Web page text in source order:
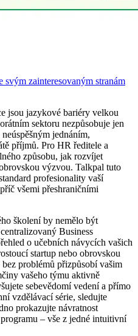
svým zainteresovaným stranám
jsou jazykové bariéry velkou
sektoru nezpůsobuje jen
jednáním,
příjmů. Pro HR ředitele a
způsobu, jak rozvíjet
výzvou. Talkpal tuto
profesionality vaší
všemi přeshraničními
školení by nemělo být
Business
o učebních návycích vašich
startup nebo obrovskou
problémů přizpůsobí vašim
vašeho týmu aktivně
sebevědomí vedení a přímo
vzdělávací série, sledujte
prokazujte návratnost
– vše z jedné intuitivní